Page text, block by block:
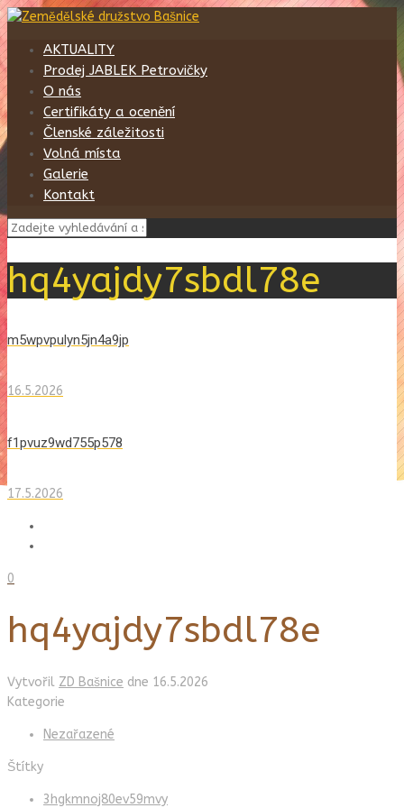
AKTUALITY
Prodej JABLEK Petrovičky
O nás
Certifikáty a ocenění
Členské záležitosti
Volná místa
Galerie
Kontakt
hq4yajdy7sbdl78e
m5wpvpulyn5jn4a9jp
16.5.2026
f1pvuz9wd755p578
17.5.2026
0
hq4yajdy7sbdl78e
Vytvořil ZD Bašnice dne 16.5.2026
Kategorie
Nezařazené
Štítky
3hgkmnoj80ev59mvy